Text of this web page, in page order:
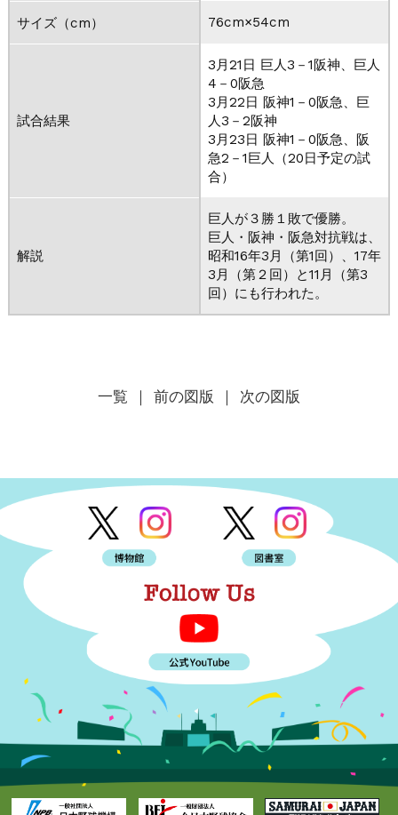
サイズ（cm） 76cm×54cm
試合結果
3月21日 巨人3－1阪神、巨人
4－0阪急
3月22日 阪神1－0阪急、巨
人3－2阪神
3月23日 阪神1－0阪急、阪
急2－1巨人（20日予定の試
合）
解説
巨人が３勝１敗で優勝。
巨人・阪神・阪急対抗戦は、
昭和16年3月（第1回）、17年
3月（第２回）と11月（第3
回）にも行われた。
一覧 ｜ 前の図版 ｜ 次の図版